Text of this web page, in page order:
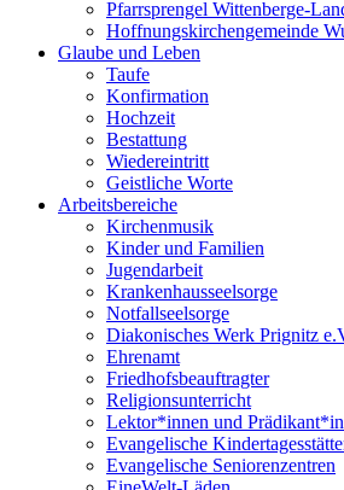
Pfarrsprengel Wittenberge-
Hoffnungskirchengemeinde
Glaube und Leben
Taufe
Konfirmation
Hochzeit
Bestattung
Wiedereintritt
Geistliche Worte
Arbeitsbereiche
Kirchenmusik
Kinder und Familien
Jugendarbeit
Krankenhausseelsorge
Notfallseelsorge
Diakonisches Werk Prignitz
Ehrenamt
Friedhofsbeauftragter
Religionsunterricht
Lektor*innen und
Evangelische
Evangelische Seniorenzentren